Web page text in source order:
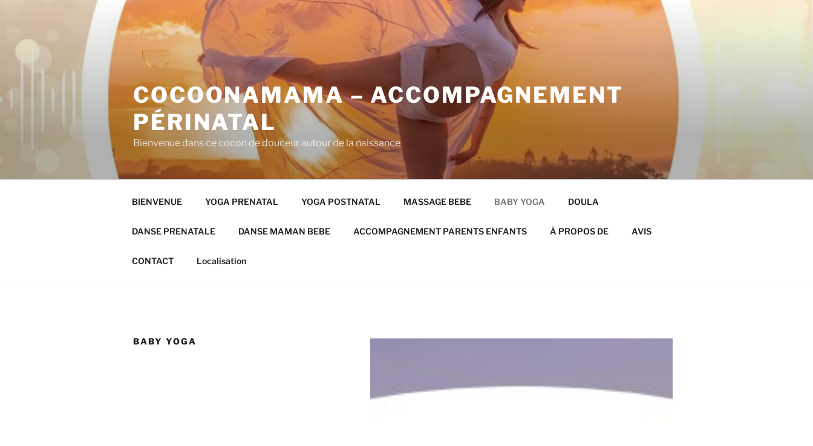
COCOONAMAMA – ACCOMPAGNEMENT
PÉRINATAL
Bienvenue dans ce cocon de douceur autour de la naissance
BIENVENUE YOGA PRENATAL YOGA POSTNATAL MASSAGE BEBE BABY YOGA DOULA
DANSE PRENATALE DANSE MAMAN BEBE ACCOMPAGNEMENT PARENTS ENFANTS À PROPOS DE AVIS
CONTACT Localisation
BABY YOGA